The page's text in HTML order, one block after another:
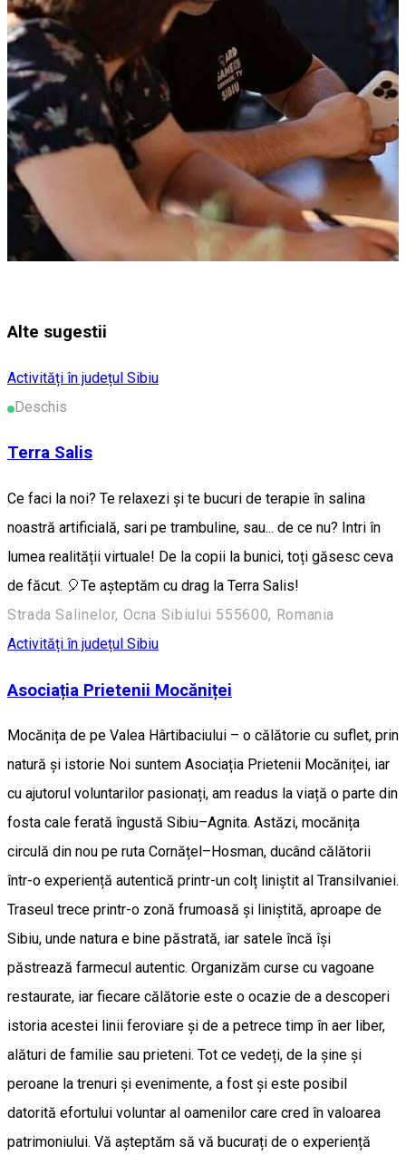
Alte sugestii
Activități în județul Sibiu
Deschis
Terra Salis
Ce faci la noi? Te relaxezi și te bucuri de terapie în salina
noastră artificială, sari pe trambuline, sau... de ce nu? Intri în
lumea realității virtuale! De la copii la bunici, toți găsesc ceva
de făcut. 🎈Te așteptăm cu drag la Terra Salis!
Strada Salinelor, Ocna Sibiului 555600, Romania
Activități în județul Sibiu
Asociația Prietenii Mocăniței
Mocănița de pe Valea Hârtibaciului – o călătorie cu suflet, prin
natură și istorie Noi suntem Asociația Prietenii Mocăniței, iar
cu ajutorul voluntarilor pasionați, am readus la viață o parte din
fosta cale ferată îngustă Sibiu–Agnita. Astăzi, mocănița
circulă din nou pe ruta Cornățel–Hosman, ducând călătorii
într-o experiență autentică printr-un colț liniștit al Transilvaniei.
Traseul trece printr-o zonă frumoasă și liniștită, aproape de
Sibiu, unde natura e bine păstrată, iar satele încă își
păstrează farmecul autentic. Organizăm curse cu vagoane
restaurate, iar fiecare călătorie este o ocazie de a descoperi
istoria acestei linii feroviare și de a petrece timp în aer liber,
alături de familie sau prieteni. Tot ce vedeți, de la șine și
peroane la trenuri și evenimente, a fost și este posibil
datorită efortului voluntar al oamenilor care cred în valoarea
patrimoniului. Vă așteptăm să vă bucurați de o experiență